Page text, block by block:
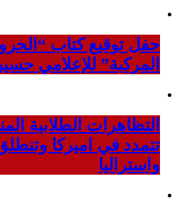
حفل توقيع كتاب
المركبة” للإعلامي
التظاهرات الطلابية
تتمدد في اميركا
واستراليا